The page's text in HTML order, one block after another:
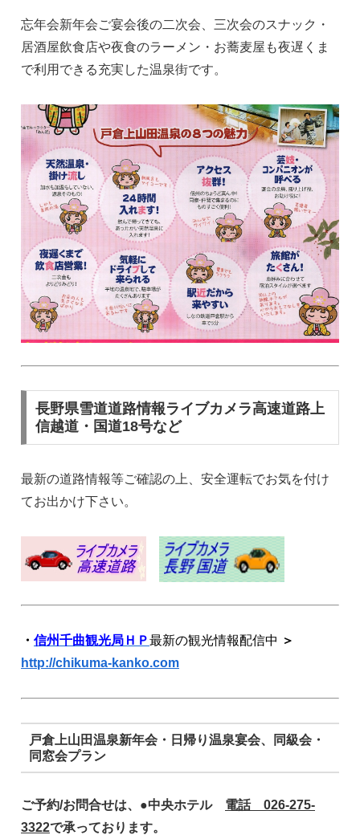
忘年会新年会ご宴会後の二次会、三次会のスナック・
居酒屋飲食店や夜食のラーメン・お蕎麦屋も夜遅くま
で利用できる充実した温泉街です。
長野県雪道道路情報ライブカメラ高速道路上
信越道・国道18号など
最新の道路情報等ご確認の上、安全運転でお気を付け
てお出かけ下さい。
・ 信州千曲観光局ＨＰ最新の観光情報配信中 ＞
http://chikuma-kanko.com
戸倉上山田温泉新年会・日帰り温泉宴会、同級会・
同窓会プラン
ご予約/お問合せは、●中央ホテル 電話 026-275-
3322で承っております。